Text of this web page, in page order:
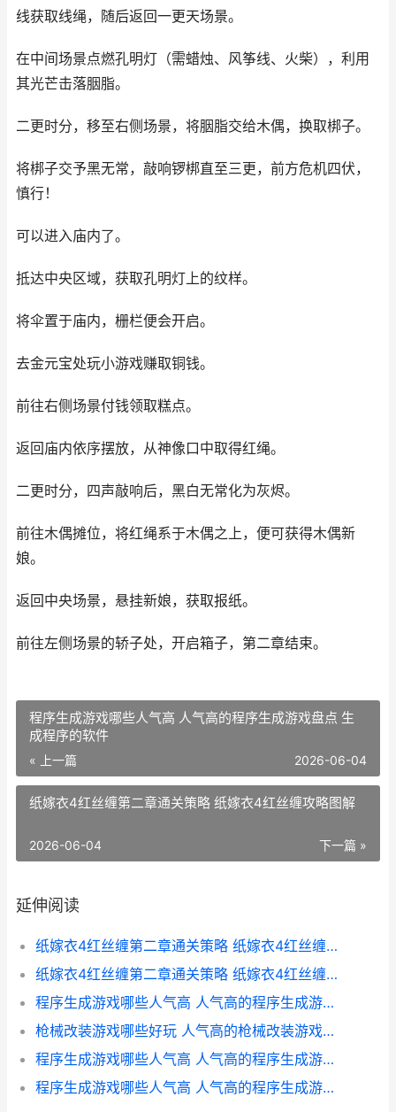
线获取线绳，随后返回一更天场景。
在中间场景点燃孔明灯（需蜡烛、风筝线、火柴），利用
其光芒击落胭脂。
二更时分，移至右侧场景，将胭脂交给木偶，换取梆子。
将梆子交予黑无常，敲响锣梆直至三更，前方危机四伏，
慎行！
可以进入庙内了。
抵达中央区域，获取孔明灯上的纹样。
将伞置于庙内，栅栏便会开启。
去金元宝处玩小游戏赚取铜钱。
前往右侧场景付钱领取糕点。
返回庙内依序摆放，从神像口中取得红绳。
二更时分，四声敲响后，黑白无常化为灰烬。
前往木偶摊位，将红绳系于木偶之上，便可获得木偶新
娘。
返回中央场景，悬挂新娘，获取报纸。
前往左侧场景的轿子处，开启箱子，第二章结束。
程序生成游戏哪些人气高 人气高的程序生成游戏盘点 生
成程序的软件
« 上一篇 2026-06-04
纸嫁衣4红丝缠第二章通关策略 纸嫁衣4红丝缠攻略图解
下一篇 »
2026-06-04
延伸阅读
纸嫁衣4红丝缠第二章通关策略 纸嫁衣4红丝缠攻略图解
纸嫁衣4红丝缠第二章通关策略 纸嫁衣4红丝缠免广告
程序生成游戏哪些人气高 人气高的程序生成游戏盘点 生成程序的软件
枪械改装游戏哪些好玩 人气高的枪械改装游戏主推
程序生成游戏哪些人气高 人气高的程序生成游戏盘点 生成类游戏
程序生成游戏哪些人气高 人气高的程序生成游戏盘点 游戏生成器下载软件